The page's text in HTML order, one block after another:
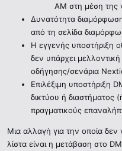
AM στη μέση της
Δυνατότητα
από τη σελίδα
Η εγγενής υποστήριξη
δεν υπάρχει
οδήγησης/σενάρια
Επιλέξιμη υποστήριξη
δικτύου ή διαστήματος
πραγματικούς
Μια αλλαγή για την οποία
λίστα είναι η μετάβαση στο